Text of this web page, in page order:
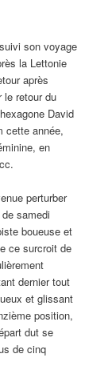
son voyage
la Lettonie
après
le retour du
David
cette année,
en
perturber
samedi
boueuse et
ce surcroit de
dernier tout
et glissant
position,
dut se
de cinq